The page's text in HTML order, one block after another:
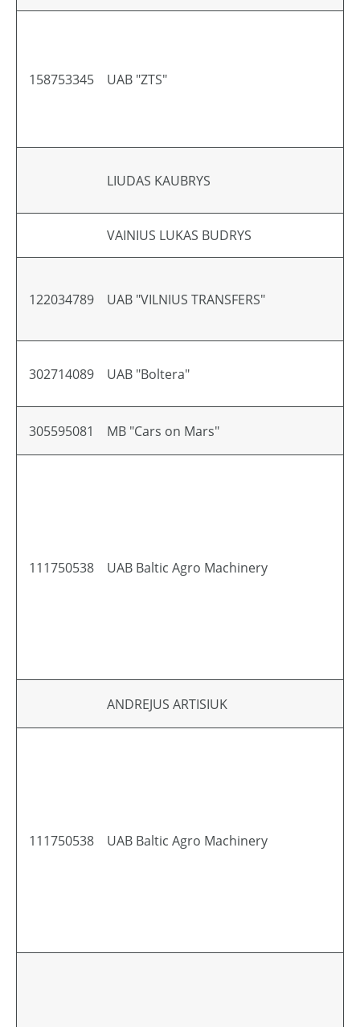
158753345 UAB "ZTS"
LIUDAS KAUBRYS
VAINIUS LUKAS BUDRYS
122034789 UAB "VILNIUS TRANSFERS"
302714089 UAB "Boltera"
305595081 MB "Cars on Mars"
111750538 UAB Baltic Agro Machinery
ANDREJUS ARTISIUK
111750538 UAB Baltic Agro Machinery